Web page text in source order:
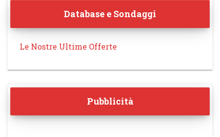
Database e Sondaggi
Le Nostre Ultime Offerte
Pubblicità